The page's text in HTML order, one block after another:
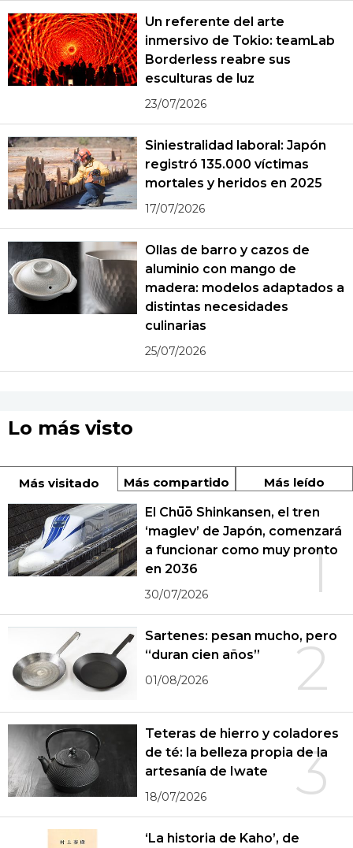
Un referente del arte
inmersivo de Tokio: teamLab
Borderless reabre sus
esculturas de luz
23/07/2026
Siniestralidad laboral: Japón
registró 135.000 víctimas
mortales y heridos en 2025
17/07/2026
Ollas de barro y cazos de
aluminio con mango de
madera: modelos adaptados a
distintas necesidades
culinarias
25/07/2026
Lo más visto
Más visitado Más compartido Más leído
1
El Chūō Shinkansen, el tren
‘maglev’ de Japón, comenzará
a funcionar como muy pronto
en 2036
30/07/2026
2
Sartenes: pesan mucho, pero
“duran cien años”
01/08/2026
3
Teteras de hierro y coladores
de té: la belleza propia de la
artesanía de Iwate
18/07/2026
‘La historia de Kaho’, de